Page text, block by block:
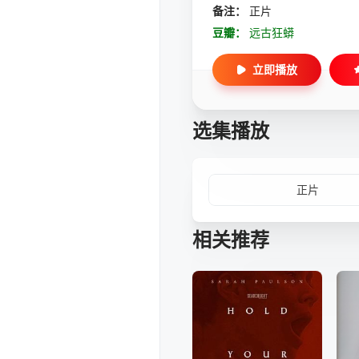
备注：
正片
豆瓣：
远古狂蟒
立即播放
选集播放
正片
相关推荐